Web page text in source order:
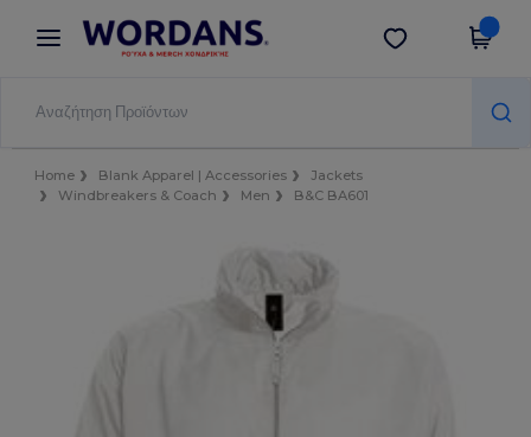
× Εφαρμογή Wordans
Καλύτερες τιμές στην εφαρμογή!
Λήψη app
Home Blank Apparel | Accessories
Jackets
Windbreakers & Coach
Men B&C BA601